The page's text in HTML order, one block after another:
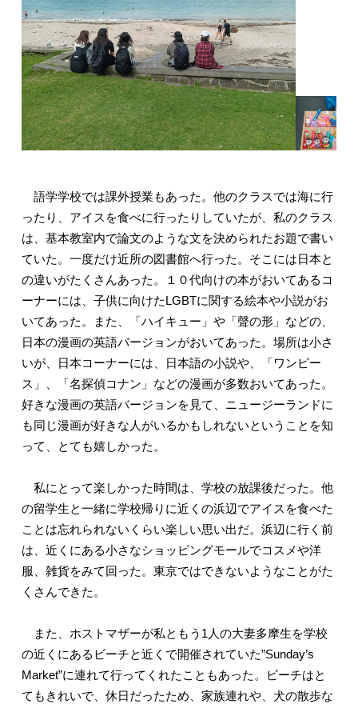
語学学校では課外授業もあった。他のクラスでは海に行
ったり、アイスを食べに行ったりしていたが、私のクラス
は、基本教室内で論文のような文を決められたお題で書い
ていた。一度だけ近所の図書館へ行った。そこには日本と
の違いがたくさんあった。１０代向けの本がおいてあるコ
ーナーには、子供に向けたLGBTに関する絵本や小説がお
いてあった。また、「ハイキュー」や「聲の形」などの、
日本の漫画の英語バージョンがおいてあった。場所は小さ
いが、日本コーナーには、日本語の小説や、「ワンピー
ス」、「名探偵コナン」などの漫画が多数おいてあった。
好きな漫画の英語バージョンを見て、ニュージーランドに
も同じ漫画が好きな人がいるかもしれないということを知
って、とても嬉しかった。
私にとって楽しかった時間は、学校の放課後だった。他
の留学生と一緒に学校帰りに近くの浜辺でアイスを食べた
ことは忘れられないくらい楽しい思い出だ。浜辺に行く前
は、近くにある小さなショッピングモールでコスメや洋
服、雑貨をみて回った。東京ではできないようなことがた
くさんできた。
また、ホストマザーが私ともう1人の大妻多摩生を学校
の近くにあるビーチと近くで開催されていた”Sunday’s
Market”に連れて行ってくれたこともあった。ビーチはと
てもきれいで、休日だったため、家族連れや、犬の散歩な